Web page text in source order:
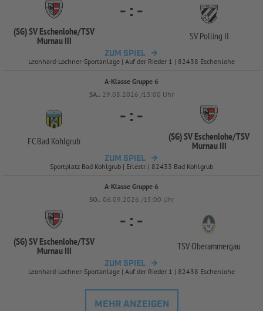
(SG) SV Eschenlohe/TSV
Murnau III
- : -
SV Polling II
ZUM SPIEL
Leonhard-Lochner-Sportanlage | Auf der Rieder 1 | 82438 Eschenlohe
A-Klasse Gruppe 6
SA.. 29.08.2026 /15:00 Uhr
FC Bad Kohlgrub
- : -
(SG) SV Eschenlohe/TSV
Murnau III
ZUM SPIEL
Sportplatz Bad Kohlgrub | Erlestr. | 82433 Bad Kohlgrub
A-Klasse Gruppe 6
SO.. 06.09.2026 /15:00 Uhr
(SG) SV Eschenlohe/TSV
Murnau III
- : -
TSV Oberammergau
ZUM SPIEL
Leonhard-Lochner-Sportanlage | Auf der Rieder 1 | 82438 Eschenlohe
MEHR ANZEIGEN